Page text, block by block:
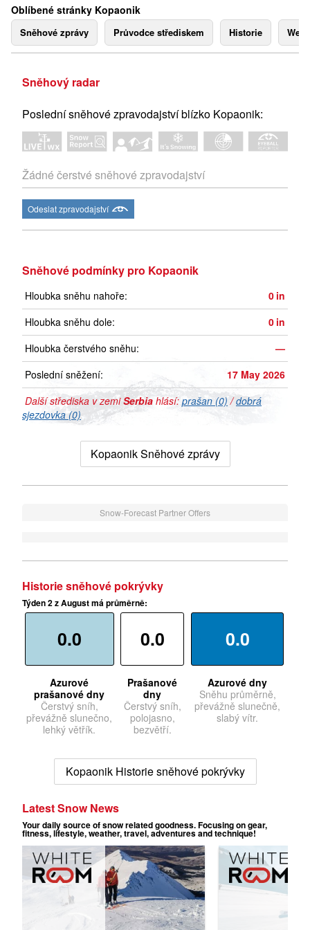
Oblíbené stránky Kopaonik
Sněhové zprávy Průvodce střediskem Historie
Sněhový radar
Poslední sněhové zpravodajství blízko Kopaonik:
Žádné čerstvé sněhové zpravodajství
Odeslat zpravodajství
Sněhové podmínky pro Kopaonik
Hloubka sněhu nahoře: 0 in
Hloubka sněhu dole:
0 in
Hloubka čerstvého sněhu:
—
Poslední sněžení:
17 May 2026
Další střediska v zemiSerbia hlásí: prašan (0) /dobrá
sjezdovka (0)
Kopaonik Sněhové zprávy
Snow-Forecast Partner Offers
Historie sněhové pokrývky
Týden 2 z August má průměrně:
0.0
Azurové
prašanové dny
Čerstvý sníh,
převážně slunečno,
lehký větřík.
0.0
Prašanové
dny
Čerstvý sníh,
polojasno,
bezvětří.
0.0
Azurové dny
Sněhu průměrně,
převážně slunečně,
slabý vítr.
Kopaonik Historie sněhové pokrývky